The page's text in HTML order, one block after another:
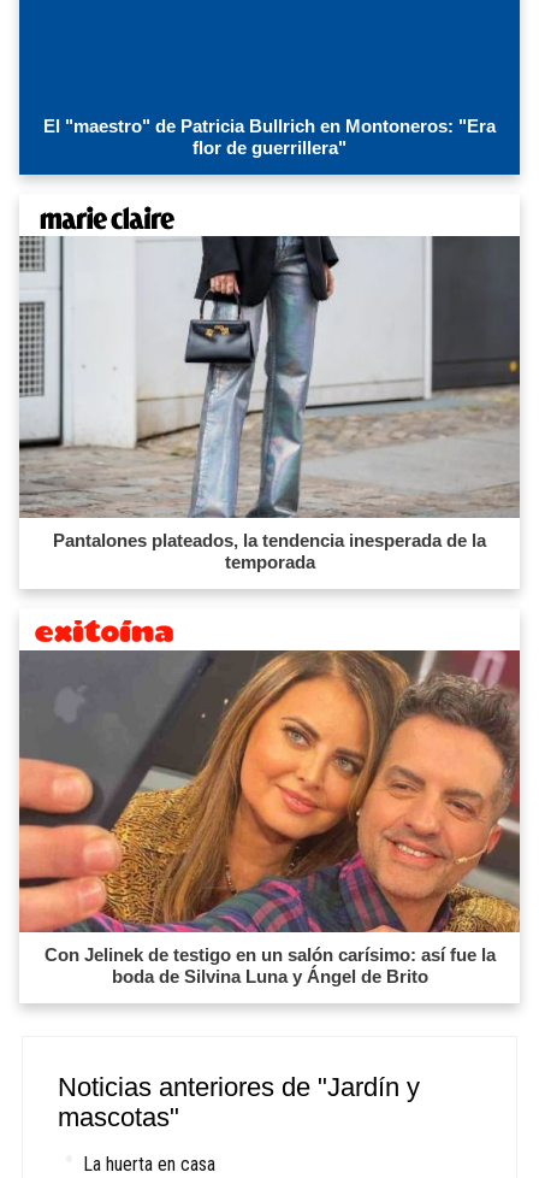
El "maestro" de Patricia Bullrich en Montoneros: "Era
flor de guerrillera"
Pantalones plateados, la tendencia inesperada de la
temporada
Con Jelinek de testigo en un salón carísimo: así fue la
boda de Silvina Luna y Ángel de Brito
Noticias anteriores de "Jardín y
mascotas"
La huerta en casa